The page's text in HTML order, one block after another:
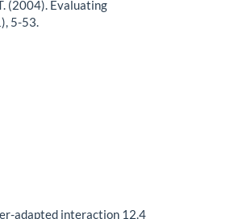
(2004). Evaluating
5-53.
adapted interaction 12.4